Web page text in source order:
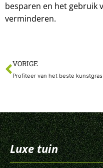
besparen en het gebruik
verminderen.
VORIGE
Luxe tuin